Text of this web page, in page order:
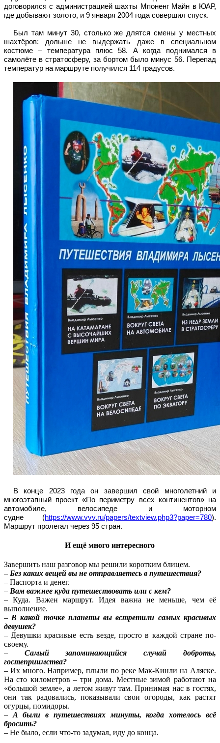
договорился с администрацией шахты Мпоненг Майн в ЮАР,
где добывают золото, и 9 января 2004 года совершил спуск.
Был там минут 30, столько же длятся смены у местных
шахтёров: дольше не выдержать даже в специальном
костюме – температура плюс 58. А когда поднимался в
самолёте в стратосферу, за бортом было минус 56. Перепад
температур на маршруте получился 114 градусов.
В конце 2023 года он завершил свой многолетний и
многоэтапный проект «По периметру всех континентов» на
автомобиле, велосипеде и моторном
судне (https://www.vvv.ru/papers/textview.php3?paper=780).
Маршрут пролегал через 95 стран.
И ещё много интересного
Завершить наш разговор мы решили коротким блицем.
– Без каких вещей вы не отправляетесь в путешествия?
– Паспорта и денег.
– Вам важнее куда путешествовать или с кем?
– Куда. Важен маршрут. Идея важна не меньше, чем её
выполнение.
– В какой точке планеты вы встретили самых красивых
девушек?
– Девушки красивые есть везде, просто в каждой стране по-
своему.
– Самый запоминающийся случай доброты,
гостеприимства?
– Их много. Например, плыли по реке Мак-Кинли на Аляске.
На сто километров – три дома. Местные зимой работают на
«большой земле», а летом живут там. Принимая нас в гостях,
они так радовались, показывали свои огороды, как растят
огурцы, помидоры.
– А были в путешествиях минуты, когда хотелось всё
бросить?
– Не было, если что-то задумал, иду до конца.